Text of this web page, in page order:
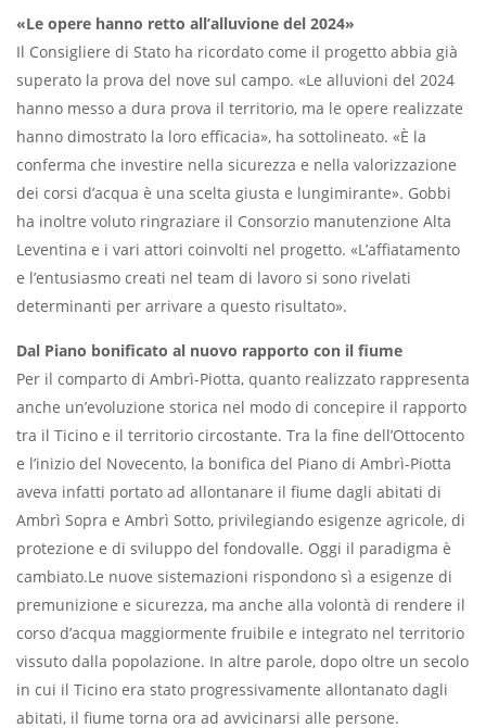
«Le opere hanno retto all’alluvione del 2024»
Il Consigliere di Stato ha ricordato come il progetto abbia già
superato la prova del nove sul campo. «Le alluvioni del 2024
hanno messo a dura prova il territorio, ma le opere realizzate
hanno dimostrato la loro efficacia», ha sottolineato. «È la
conferma che investire nella sicurezza e nella valorizzazione
dei corsi d’acqua è una scelta giusta e lungimirante». Gobbi
ha inoltre voluto ringraziare il Consorzio manutenzione Alta
Leventina e i vari attori coinvolti nel progetto. «L’affiatamento
e l’entusiasmo creati nel team di lavoro si sono rivelati
determinanti per arrivare a questo risultato».
Dal Piano bonificato al nuovo rapporto con il fiume
Per il comparto di Ambrì-Piotta, quanto realizzato rappresenta
anche un’evoluzione storica nel modo di concepire il rapporto
tra il Ticino e il territorio circostante. Tra la fine dell’Ottocento
e l’inizio del Novecento, la bonifica del Piano di Ambrì-Piotta
aveva infatti portato ad allontanare il fiume dagli abitati di
Ambrì Sopra e Ambrì Sotto, privilegiando esigenze agricole, di
protezione e di sviluppo del fondovalle. Oggi il paradigma è
cambiato.Le nuove sistemazioni rispondono sì a esigenze di
premunizione e sicurezza, ma anche alla volontà di rendere il
corso d’acqua maggiormente fruibile e integrato nel territorio
vissuto dalla popolazione. In altre parole, dopo oltre un secolo
in cui il Ticino era stato progressivamente allontanato dagli
abitati, il fiume torna ora ad avvicinarsi alle persone.